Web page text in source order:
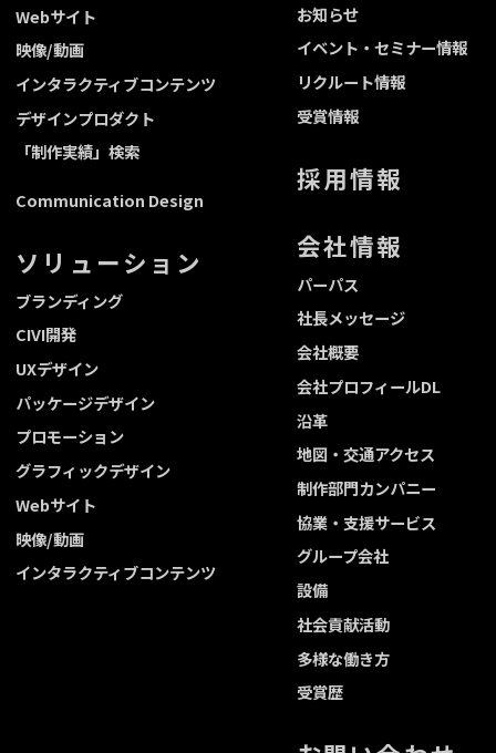
Webサイト
映像/動画
インタラクティブコンテンツ
デザインプロダクト
「制作実績」検索
Communication Design
ソリューション
ブランディング
CIVI開発
UXデザイン
パッケージデザイン
プロモーション
グラフィックデザイン
Webサイト
映像/動画
インタラクティブコンテンツ
お知らせ
イベント・セミナー情報
リクルート情報
受賞情報
採用情報
会社情報
パーパス
社長メッセージ
会社概要
会社プロフィールDL
沿革
地図・交通アクセス
制作部門カンパニー
協業・支援サービス
グループ会社
設備
社会貢献活動
多様な働き方
受賞歴